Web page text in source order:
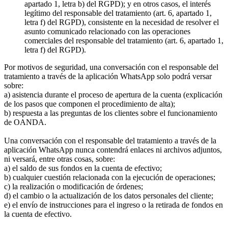
apartado 1, letra b) del RGPD); y en otros casos, el interés
legítimo del responsable del tratamiento (art. 6, apartado 1,
letra f) del RGPD), consistente en la necesidad de resolver el
asunto comunicado relacionado con las operaciones
comerciales del responsable del tratamiento (art. 6, apartado 1,
letra f) del RGPD).
Por motivos de seguridad, una conversación con el responsable del
tratamiento a través de la aplicación WhatsApp solo podrá versar
sobre:
a) asistencia durante el proceso de apertura de la cuenta (explicación
de los pasos que componen el procedimiento de alta);
b) respuesta a las preguntas de los clientes sobre el funcionamiento
de OANDA.
Una conversación con el responsable del tratamiento a través de la
aplicación WhatsApp nunca contendrá enlaces ni archivos adjuntos,
ni versará, entre otras cosas, sobre:
a) el saldo de sus fondos en la cuenta de efectivo;
b) cualquier cuestión relacionada con la ejecución de operaciones;
c) la realización o modificación de órdenes;
d) el cambio o la actualización de los datos personales del cliente;
e) el envío de instrucciones para el ingreso o la retirada de fondos en
la cuenta de efectivo.